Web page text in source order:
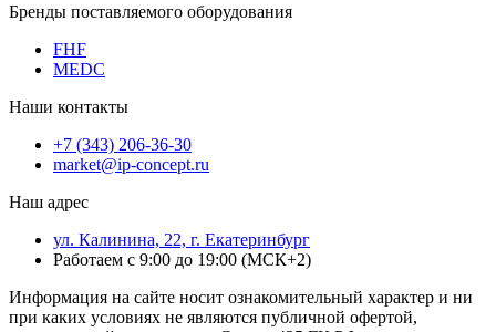
Бренды поставляемого оборудования
FHF
MEDC
Наши контакты
+7 (343) 206-36-30
market@ip-concept.ru
Наш адрес
ул. Калинина, 22, г. Екатеринбург
Работаем с 9:00 до 19:00 (МСК+2)
Информация на сайте носит ознакомительный характер и ни
при каких условиях не являются публичной офертой,